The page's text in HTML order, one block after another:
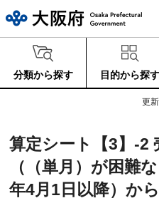
分類から探す 目的から探す
更
算定シート【3】-2
（（単月）が困難
年4月1日以降）か